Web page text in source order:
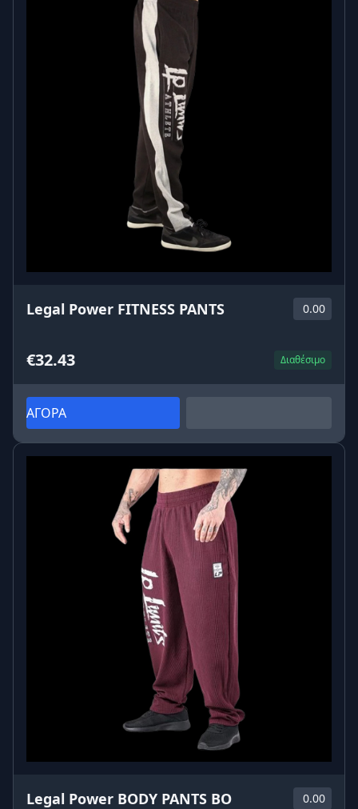
Legal Power FITNESS PANTS 0.00
€32.43 Διαθέσιμο
ΑΓΟΡΑ
Legal Power BODY PANTS BO 0.00